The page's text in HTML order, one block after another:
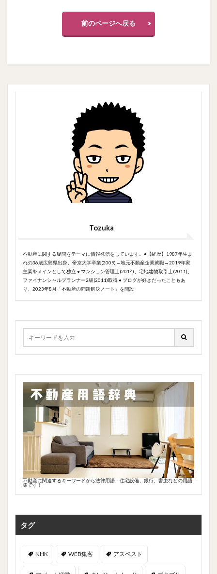
前のページへ戻る
Tozuka
不動産に関する疑問をテーマに情報発信をしています。●【経歴】1987年生ま
れの36歳広島県出身、帝京大学卒業(2009)→地元不動産企業就職→2019年家
主業をメインとして独立 ● マンション管理士(2014)、宅地建物取引士(2011)、
ファイナンシャルプランナー2級(2011)取得 ● ブログが好きだったこともあ
り、2023年8月「不動産の問題解決ノート」を開設
不動産に関連するキーワードから法律用語、住宅設備、銀行、害虫などの用語
集です！
タグ
NHK WEB集客 アスベスト